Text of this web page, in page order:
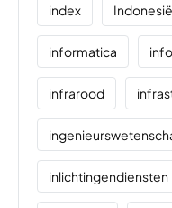
index Indonesië
informatica
infrarood
inlichtingendiensten